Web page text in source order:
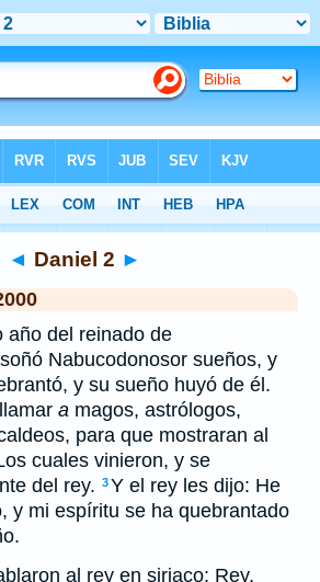
◄ Daniel 2 ►
año del reinado de
Nabucodonosor sueños, y
y su sueño huyó de él.
a magos, astrólogos,
para que mostraran al
cuales vinieron, y se
del rey. 3Y el rey les dijo: He
y mi espíritu se ha quebrantado
al rey en siriaco: Rey,